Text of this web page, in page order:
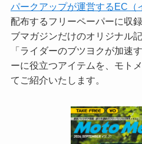
パークアップが運営するEC（
配布するフリーペーパーに収
ブマガジンだけのオリジナル
「ライダーのブツヨクが加速
ーに役立つアイテムを、モト
てご紹介いたします。